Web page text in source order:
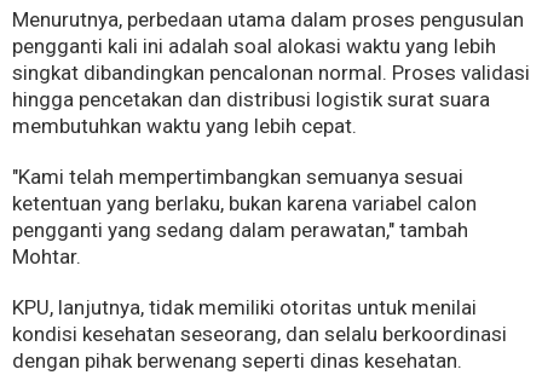
Menurutnya, perbedaan utama dalam proses pengusulan
pengganti kali ini adalah soal alokasi waktu yang lebih
singkat dibandingkan pencalonan normal. Proses validasi
hingga pencetakan dan distribusi logistik surat suara
membutuhkan waktu yang lebih cepat.
"Kami telah mempertimbangkan semuanya sesuai
ketentuan yang berlaku, bukan karena variabel calon
pengganti yang sedang dalam perawatan," tambah
Mohtar.
KPU, lanjutnya, tidak memiliki otoritas untuk menilai
kondisi kesehatan seseorang, dan selalu berkoordinasi
dengan pihak berwenang seperti dinas kesehatan.